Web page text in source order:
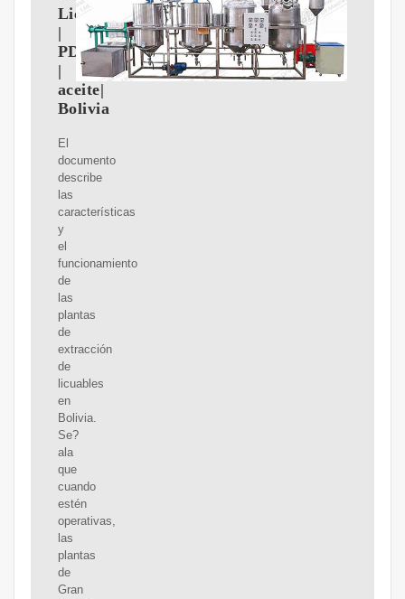
Licuables
|
PDF
|
aceite|
Bolivia
El
documento
describe
las
características
y
el
funcionamiento
de
las
plantas
de
extracción
de
licuables
en
Bolivia.
Se?
ala
que
cuando
estén
operativas,
las
plantas
de
Gran